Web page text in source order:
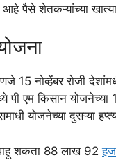
आहे पैसे शेतकऱ्यांच्या
15 नोव्हेंबर रोजी
पी एम किसान
योजनेच्या दुसऱ्या
पाहू शकता 88 लाख 92